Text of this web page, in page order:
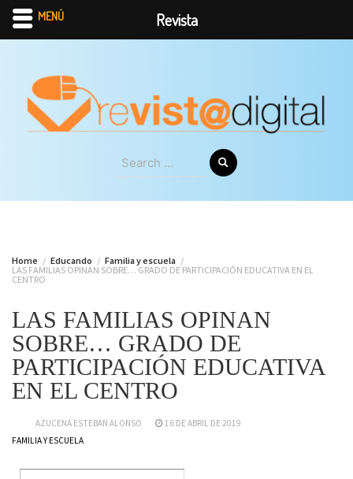
content
Search
for:
Home Educando
Familia y escuela
LAS FAMILIAS OPINAN SOBRE… GRADO DE PARTICIPACIÓN EDUCATIVA EN EL
CENTRO
LAS FAMILIAS OPINAN
SOBRE… GRADO DE
PARTICIPACIÓN EDUCATIVA
EN EL CENTRO
AZUCENA ESTEBAN ALONSO
16 DE ABRIL DE 2019
FAMILIA Y ESCUELA
MENÚ Revista